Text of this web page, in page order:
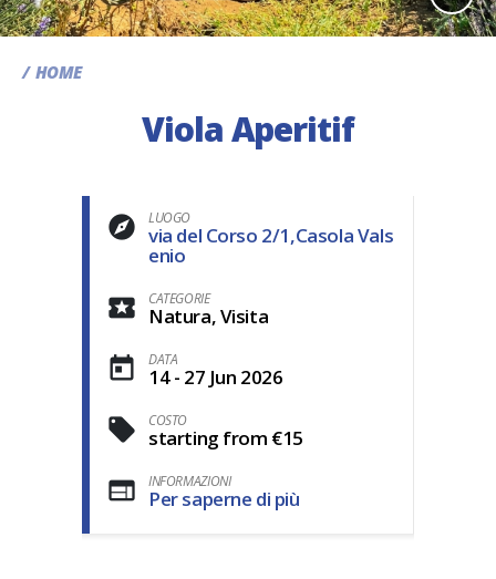
HOME
Viola Aperitif
LUOGO
via del Corso 2/1,Casola Vals
enio
CATEGORIE
Natura, Visita
DATA
14 - 27 Jun 2026
COSTO
starting from €15
INFORMAZIONI
Per saperne di più